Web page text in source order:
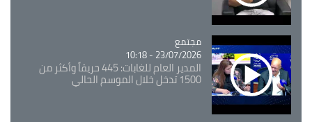
Catégorie
مجتمع
23/07/2026 - 10:18
المدير العام للغابات: 445 حريقاً وأكثر من
1500 تدخل خلال الموسم الحالي